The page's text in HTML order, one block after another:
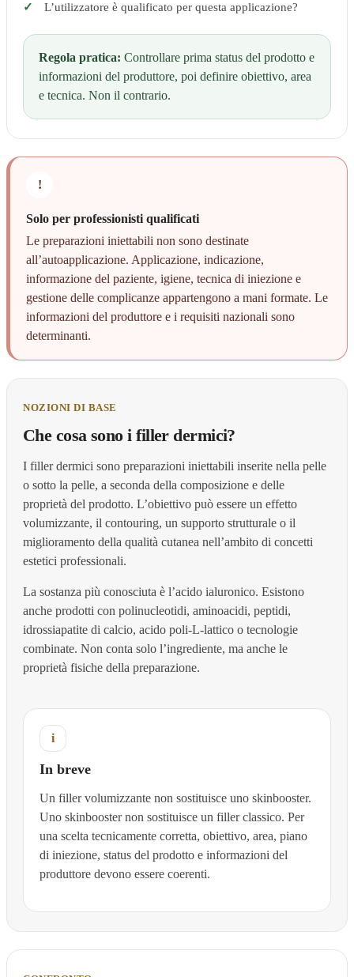
L’utilizzatore è qualificato per questa applicazione?
Regola pratica: Controllare prima status del prodotto e
informazioni del produttore, poi definire obiettivo, area
e tecnica. Non il contrario.
!
Solo per professionisti qualificati
Le preparazioni iniettabili non sono destinate
all’autoapplicazione. Applicazione, indicazione,
informazione del paziente, igiene, tecnica di iniezione e
gestione delle complicanze appartengono a mani formate. Le
informazioni del produttore e i requisiti nazionali sono
determinanti.
NOZIONI DI BASE
Che cosa sono i filler dermici?
I filler dermici sono preparazioni iniettabili inserite nella pelle
o sotto la pelle, a seconda della composizione e delle
proprietà del prodotto. L’obiettivo può essere un effetto
volumizzante, il contouring, un supporto strutturale o il
miglioramento della qualità cutanea nell’ambito di concetti
estetici professionali.
La sostanza più conosciuta è l’acido ialuronico. Esistono
anche prodotti con polinucleotidi, aminoacidi, peptidi,
idrossiapatite di calcio, acido poli-L-lattico o tecnologie
combinate. Non conta solo l’ingrediente, ma anche le
proprietà fisiche della preparazione.
i
In breve
Un filler volumizzante non sostituisce uno skinbooster.
Uno skinbooster non sostituisce un filler classico. Per
una scelta tecnicamente corretta, obiettivo, area, piano
di iniezione, status del prodotto e informazioni del
produttore devono essere coerenti.